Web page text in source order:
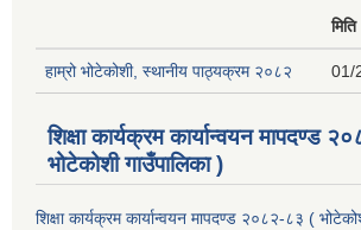
मिति
हाम्रो भोटेकोशी, स्थानीय पाठ्यक्रम २०८२ 01/
शिक्षा कार्यक्रम कार्यान्वयन मापदण्ड
भोटेकोशी गाउँपालिका )
शिक्षा कार्यक्रम कार्यान्वयन मापदण्ड २०८२-८३ (